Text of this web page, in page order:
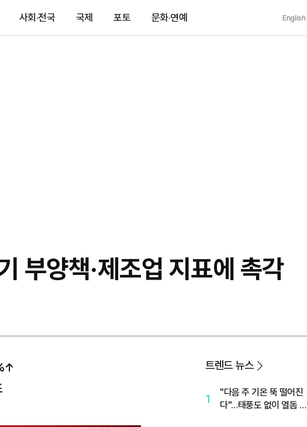
사회·전국 국제 포토 문화·연예 English
부양책·제조업 지표에 촉각
트렌드 뉴스
1
"다음 주 기온 뚝 떨어진
다"…태풍도 없이 열돔 박